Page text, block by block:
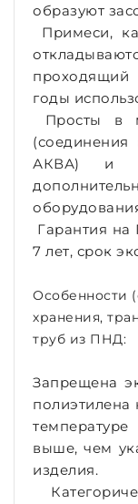
образуют
Примеси,
проходящий
годы
Просты в
АКВА) и
Гарантия на
7 лет, срок
Особенности
хранения,
труб из ПНД:
Запрещена
полиэтилена
выше, чем
изделия.